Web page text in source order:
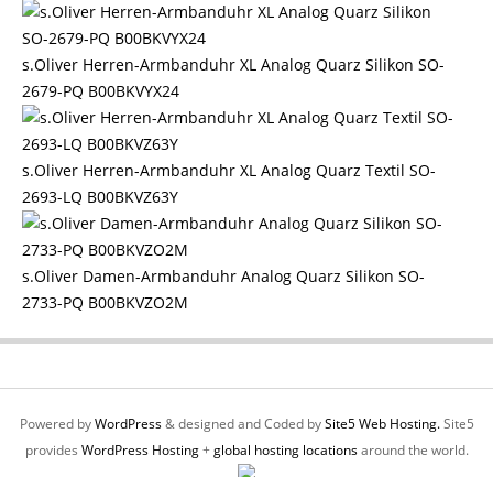
s.Oliver Herren-Armbanduhr XL Analog Quarz Silikon SO-
2679-PQ B00BKVYX24
s.Oliver Herren-Armbanduhr XL Analog Quarz Textil SO-
2693-LQ B00BKVZ63Y
s.Oliver Damen-Armbanduhr Analog Quarz Silikon SO-
2733-PQ B00BKVZO2M
Powered byWordPress& designed and Coded bySite5 Web Hosting.Site5
provides WordPress Hosting+global hosting locationsaround the world.